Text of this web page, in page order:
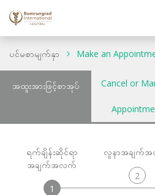
ပင်မစာမျက်နှာ Make an
အထူးအားဖြင့်စာအုပ် Cancel or
ရက်ချိန်းဆိုင်ရာ
အချက်အလက်
1
လူနာအချက်
2